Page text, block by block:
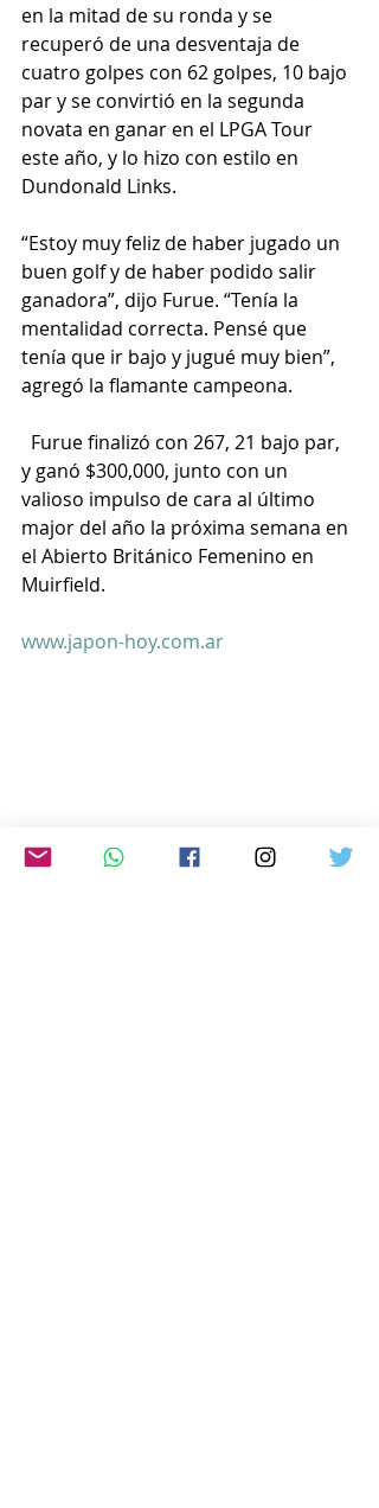
en la mitad de su ronda y se
recuperó de una desventaja de
cuatro golpes con 62 golpes, 10 bajo
par y se convirtió en la segunda
novata en ganar en el LPGA Tour
este año, y lo hizo con estilo en
Dundonald Links.
“Estoy muy feliz de haber jugado un
buen golf y de haber podido salir
ganadora”, dijo Furue. “Tenía la
mentalidad correcta. Pensé que
tenía que ir bajo y jugué muy bien”,
agregó la flamante campeona.
y ganó $300,000, junto con un
valioso impulso de cara al último
major del año la próxima semana en
el Abierto Británico Femenino en
Muirfield.
www.japon-hoy.com.ar